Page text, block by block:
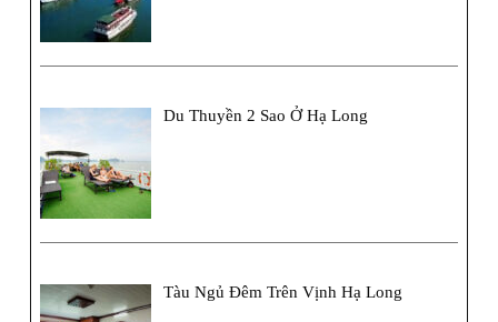
Du Thuyền 2 Sao Ở Hạ Long
Tàu Ngủ Đêm Trên Vịnh Hạ Long